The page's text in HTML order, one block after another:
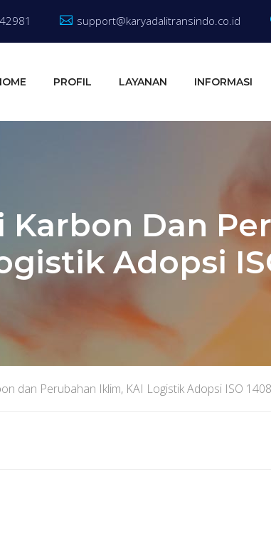
support@karyadalitransindo.co.id
PROFIL LAYANAN INFORMASI
Karbon Dan
Adopsi
dan Perubahan Iklim, KAI Logistik Adopsi ISO